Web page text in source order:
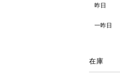
昨日
一昨日
在庫